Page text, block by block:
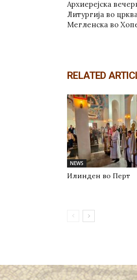
Архиерејска
Литургија во
Мегленска во
RELATED
NEWS
Илинден во Перт